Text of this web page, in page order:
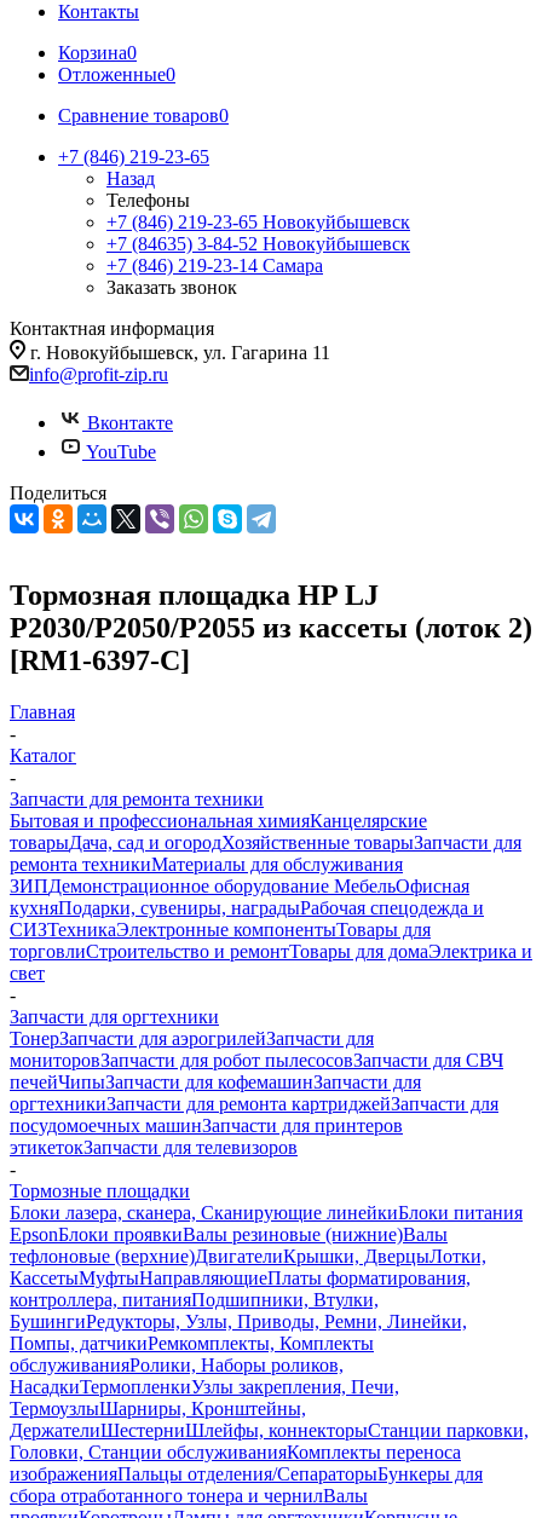
Контакты
Корзина0
Отложенные0
Сравнение товаров0
+7 (846) 219-23-65
Назад
Телефоны
+7 (846) 219-23-65 Новокуйбышевск
+7 (84635) 3-84-52 Новокуйбышевск
+7 (846) 219-23-14 Самара
Заказать звонок
Контактная информация
г. Новокуйбышевск, ул. Гагарина 11
info@profit-zip.ru
Вконтакте
YouTube
Поделиться
Тормозная площадка HP LJ
P2030/P2050/P2055 из кассеты (лоток 2)
[RM1-6397-C]
Главная
-
Каталог
-
Запчасти для ремонта техники
Бытовая и профессиональная химияКанцелярские
товарыДача, сад и огородХозяйственные товарыЗапчасти для
ремонта техникиМатериалы для обслуживания
ЗИПДемонстрационное оборудование МебельОфисная
кухняПодарки, сувениры, наградыРабочая спецодежда и
СИЗТехникаЭлектронные компонентыТовары для
торговлиСтроительство и ремонтТовары для домаЭлектрика и
свет
-
Запчасти для оргтехники
ТонерЗапчасти для аэрогрилейЗапчасти для
мониторовЗапчасти для робот пылесосовЗапчасти для СВЧ
печейЧипыЗапчасти для кофемашинЗапчасти для
оргтехникиЗапчасти для ремонта картриджейЗапчасти для
посудомоечных машинЗапчасти для принтеров
этикетокЗапчасти для телевизоров
-
Тормозные площадки
Блоки лазера, сканера, Сканирующие линейкиБлоки питания
EpsonБлоки проявкиВалы резиновые (нижние)Валы
тефлоновые (верхние)ДвигателиКрышки, ДверцыЛотки,
КассетыМуфтыНаправляющиеПлаты форматирования,
контроллера, питанияПодшипники, Втулки,
БушингиРедукторы, Узлы, Приводы, Ремни, Линейки,
Помпы, датчикиРемкомплекты, Комплекты
обслуживанияРолики, Наборы роликов,
НасадкиТермопленкиУзлы закрепления, Печи,
ТермоузлыШарниры, Кронштейны,
ДержателиШестерниШлейфы, коннекторыСтанции парковки,
Головки, Станции обслуживанияКомплекты переноса
изображенияПальцы отделения/СепараторыБункеры для
сбора отработанного тонера и чернилВалы